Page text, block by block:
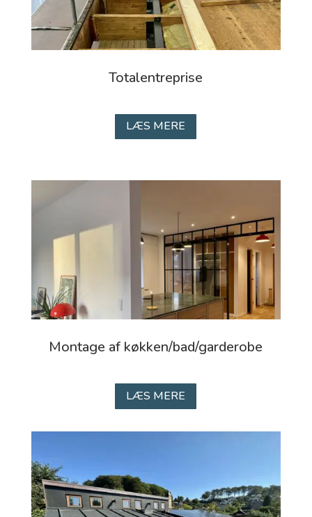
Totalentreprise
LÆS MERE
Montage af køkken/bad/garderobe
LÆS MERE